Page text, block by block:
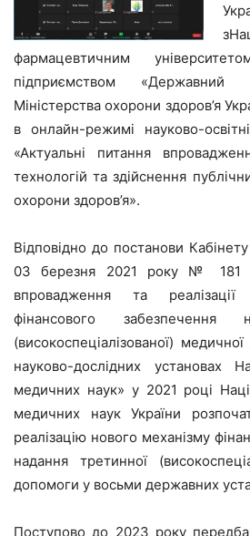
фармацевтичним
підприємством «Державний
Міністерства охорони здоров’я
в онлайн-режимі науково-
«Актуальні питання
технологій та здійснення
охорони здоров’я».
Відповідно до постанови Кабінету
03 березня 2021 року № 181
впровадження та
фінансового забезпечення
(високоспеціалізованої)
науково-дослідних установах
медичних наук» у 2021 році
медичних наук України
реалізацію нового механізму
надання третинної
допомоги у восьми державних
Поступово до 2023 року